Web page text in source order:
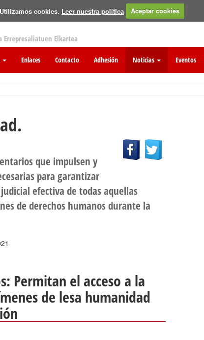
Utilizamos cookies. Leer nuestra política Aceptar cookies
Errepresaliatuen Elkartea
Enlaces Contacto Adhesión Noticias Eventos
que impulsen y
para garantizar
efectiva de todas aquellas
de derechos humanos durante la
Permitan el acceso a la
de lesa humanidad